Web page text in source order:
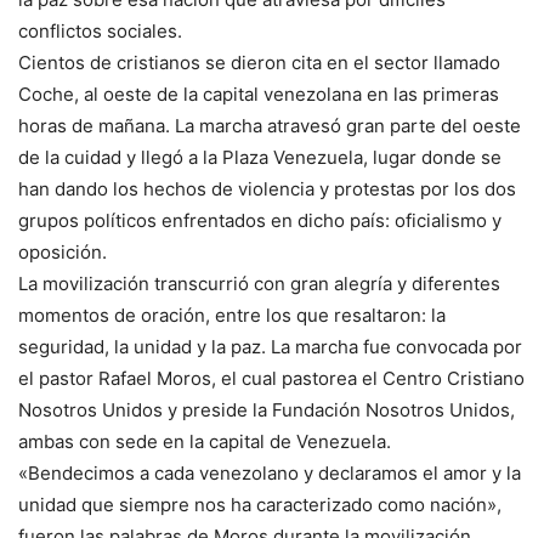
conflictos sociales.
Cientos de cristianos se dieron cita en el sector llamado
Coche, al oeste de la capital venezolana en las primeras
horas de mañana. La marcha atravesó gran parte del oeste
de la cuidad y llegó a la Plaza Venezuela, lugar donde se
han dando los hechos de violencia y protestas por los dos
grupos políticos enfrentados en dicho país: oficialismo y
oposición.
La movilización transcurrió con gran alegría y diferentes
momentos de oración, entre los que resaltaron: la
seguridad, la unidad y la paz. La marcha fue convocada por
el pastor Rafael Moros, el cual pastorea el Centro Cristiano
Nosotros Unidos y preside la Fundación Nosotros Unidos,
ambas con sede en la capital de Venezuela.
«Bendecimos a cada venezolano y declaramos el amor y la
unidad que siempre nos ha caracterizado como nación»,